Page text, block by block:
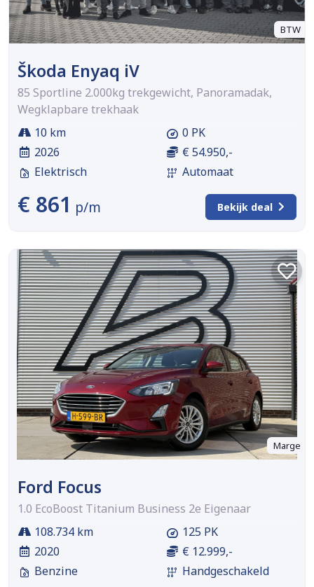
BTW
Škoda Enyaq iV
85 Sportline 2.000kg trekgewicht, Panoramadak,
Wegklapbare trekhaak
10 km
2026
Elektrisch
0 PK
€ 54.950,-
Automaat
€ 861 p/m Bekijk deal
Marge
Ford Focus
1.0 EcoBoost Titanium Business 2e Eigenaar
108.734 km
2020
Benzine
125 PK
€ 12.999,-
Handgeschakeld